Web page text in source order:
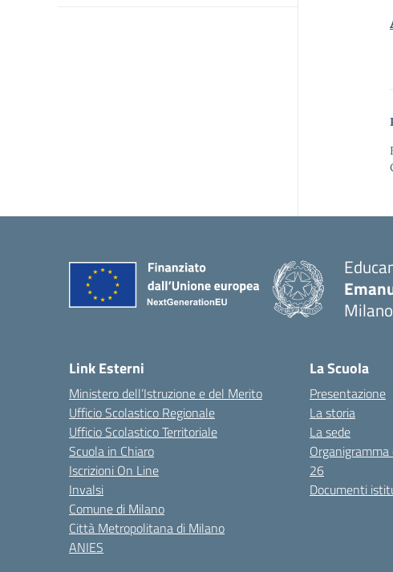
Milano
Link Esterni
Ministero dell’Istruzione e del Merito
Ufficio Scolastico Regionale
Ufficio Scolastico Territoriale
Scuola in Chiaro
Iscrizioni On Line
Invalsi
Comune di Milano
Città Metropolitana di Milano
ANIES
La Scuola
Presentazione
La storia
La sede
26
Documenti